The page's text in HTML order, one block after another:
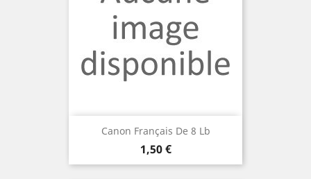
Canon Français De 8 Lb
Prix
1,50 €